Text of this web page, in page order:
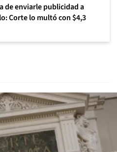
de enviarle publicidad a
Corte lo multó con $4,3